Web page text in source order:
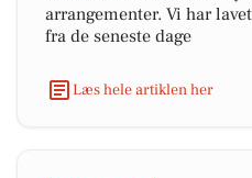
arrangementer. Vi har
fra de seneste dage
Læs hele artiklen her